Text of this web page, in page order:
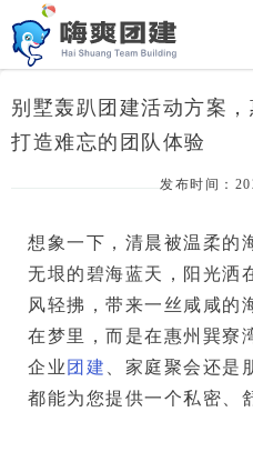
别墅轰趴团建活动方案，
打造难忘的团队体验
发布时间：
想象一下，清晨被温柔的
无垠的碧海蓝天，阳光洒
风轻拂，带来一丝咸咸的
在梦里，而是在惠州巽寮
企业 团建
、家庭聚会还是
都能为您提供一个私密、